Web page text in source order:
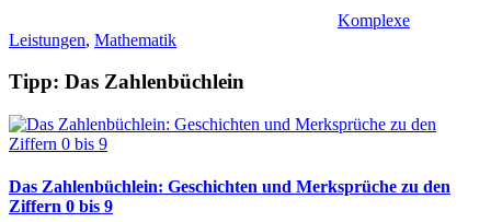
Komplexe
Leistungen, Mathematik
Tipp: Das Zahlenbüchlein
Das Zahlenbüchlein: Geschichten und Merksprüche zu den
Ziffern 0 bis 9